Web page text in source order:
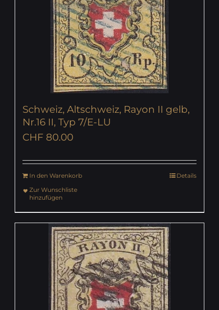
Schweiz, Altschweiz, Rayon II gelb,
Nr.16 II, Typ 7/E-LU
CHF 80.00
In den Warenkorb
Details
Zur Wunschliste
hinzufügen